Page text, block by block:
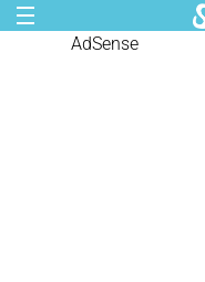
AdSense